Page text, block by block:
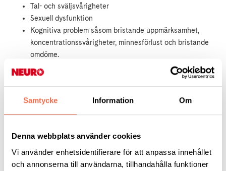
Samtycke Information Om
Denna webbplats använder cookies
Vi använder enhetsidentifierare för att anpassa innehållet
och annonserna till användarna, tillhandahålla funktioner
Tal- och sväljsvårigheter
Sexuell dysfunktion
Kognitiva problem såsom bristande uppmärksamhet,
koncentrationssvårigheter, minnesförlust och bristande
omdöme.